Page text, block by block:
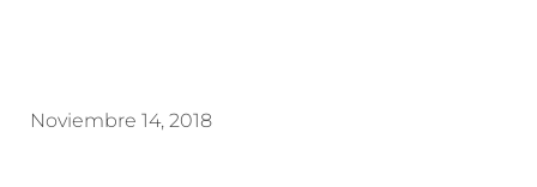
Noviembre 14, 2018